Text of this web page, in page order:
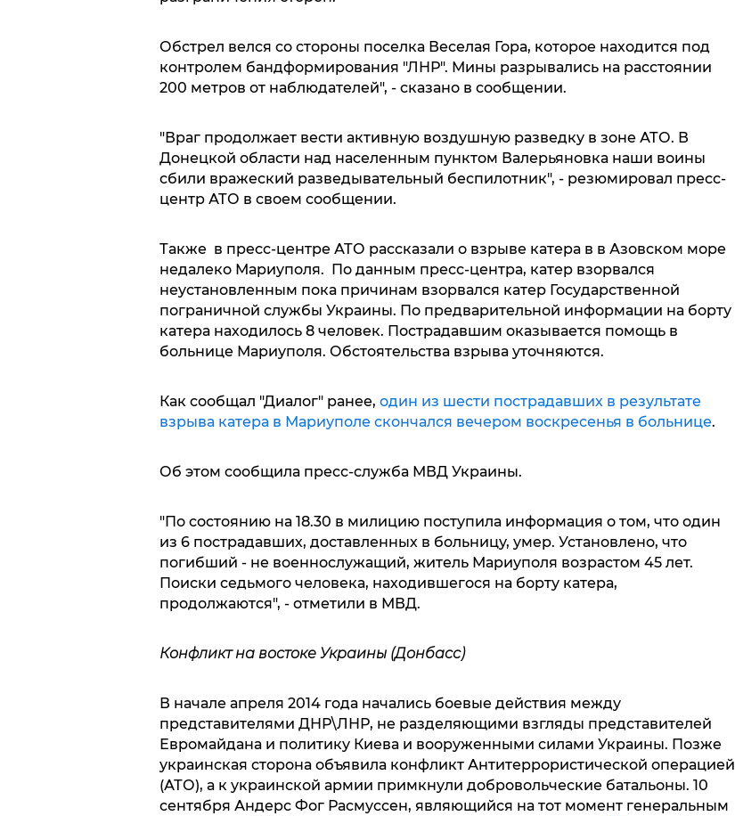
Обстрел велся со стороны поселка Веселая Гора, которое находится под
контролем бандформирования "ЛНР". Мины разрывались на расстоянии
200 метров от наблюдателей", - сказано в сообщении.
"Враг продолжает вести активную воздушную разведку в зоне АТО. В
Донецкой области над населенным пунктом Валерьяновка наши воины
сбили вражеский разведывательный беспилотник", - резюмировал пресс-
центр АТО в своем сообщении.
Также в пресс-центре АТО рассказали о взрыве катера в в Азовском море
недалеко Мариуполя. По данным пресс-центра, катер взорвался
неустановленным пока причинам взорвался катер Государственной
пограничной службы Украины. По предварительной информации на борту
катера находилось 8 человек. Пострадавшим оказывается помощь в
больнице Мариуполя. Обстоятельства взрыва уточняются.
Как сообщал "Диалог" ранее, один из шести пострадавших в результате
взрыва катера в Мариуполе скончался вечером воскресенья в больнице.
Об этом сообщила пресс-служба МВД Украины.
"По состоянию на 18.30 в милицию поступила информация о том, что один
из 6 пострадавших, доставленных в больницу, умер. Установлено, что
погибший - не военнослужащий, житель Мариуполя возрастом 45 лет.
Поиски седьмого человека, находившегося на борту катера,
продолжаются", - отметили в МВД.
Конфликт на востоке Украины (Донбасс)
В начале апреля 2014 года начались боевые действия между
представителями ДНР\ЛНР, не разделяющими взгляды представителей
Евромайдана и политику Киева и вооруженными силами Украины. Позже
украинская сторона объявила конфликт Антитеррористической операцией
(АТО), а к украинской армии примкнули добровольческие батальоны. 10
сентября Андерс Фог Расмуссен, являющийся на тот момент генеральным